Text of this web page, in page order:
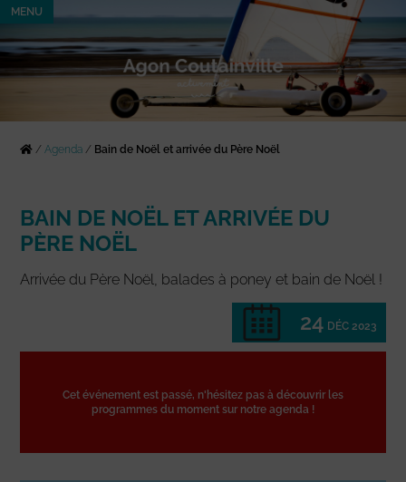
MENU
/Agenda / Bain de Noël et arrivée du Père Noël
BAIN DE NOËL ET ARRIVÉE DU
PÈRE NOËL
Arrivée du Père Noël, balades à poney et bain de Noël !
24 DÉC 2023
Cet événement est passé, n'hésitez pas à découvrir les
programmes du moment sur notre agenda !